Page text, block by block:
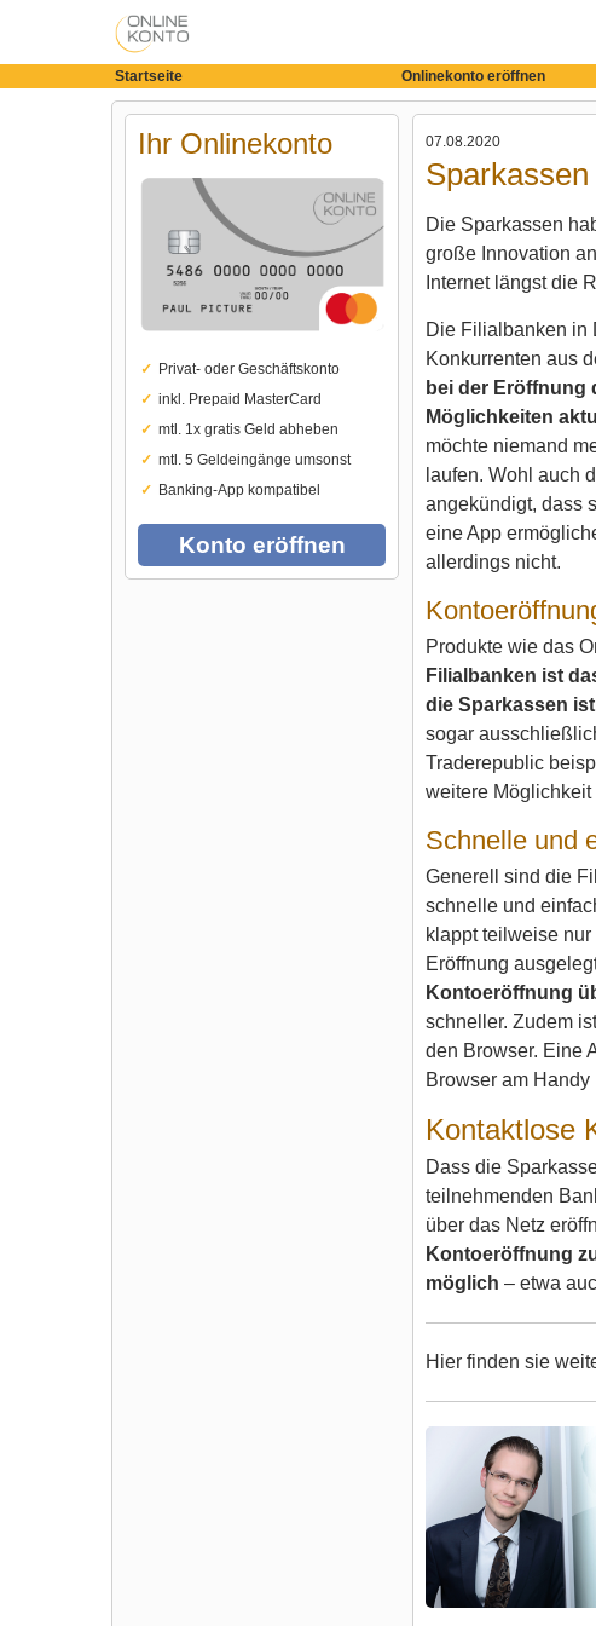
Startseite Onlinekonto eröffnen
Ihr Onlinekonto
Privat- oder Geschäftskonto
inkl. Prepaid MasterCard
mtl. 1x gratis Geld abheben
mtl. 5 Geldeingänge umsonst
Banking-App kompatibel
Konto eröffnen
07.08.2020
Die Sparkassen
große Innovation
Internet längst die
Die Filialbanken in
Konkurrenten aus
bei der Eröffnung
Möglichkeiten
möchte niemand
laufen. Wohl auch
angekündigt, dass
eine App
allerdings nicht.
Produkte wie das
Filialbanken ist
die Sparkassen ist
sogar
Traderepublic
weitere
Schnelle und
Generell sind die
schnelle und
klappt teilweise
Eröffnung
Kontoeröffnung
schneller. Zudem
den Browser. Eine
Browser am
Kontaktlose
Dass die
teilnehmenden
über das Netz
Kontoeröffnung
möglich – etwa
Hier finden sie